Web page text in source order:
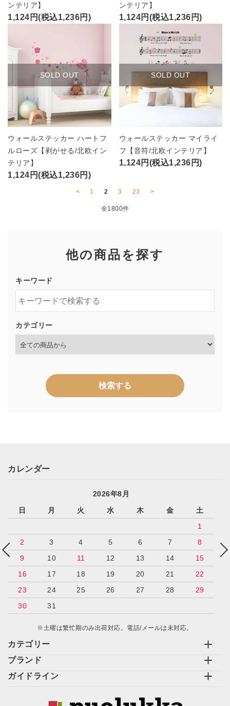
ンテリア】
1,124円(税込1,236円)
ンテリア】
1,124円(税込1,236円)
SOLD OUT
ウォールステッカー ハートフ
ルローズ【剥がせる/北欧イン
テリア】
1,124円(税込1,236円)
SOLD OUT
ウォールステッカー マイライ
フ【音符/北欧インテリア】
1,124円(税込1,236円)
< 1 2 3 23 >
全1800件
他の商品を探す
キーワード
カテゴリー
検索する
キーワード
カテゴリー
検索する
カテゴリー
ブランド
ガイドライン
カレンダー
2026年8月
日
月 火 水 木 金
土
1
2
3 4 5 6 7
8
9
10 11 12 13 14
15
16
17 18 19 20 21
22
23
24 25 26 27 28
29
30
31
※土曜は繁忙期のみ出荷対応。電話/メールは未対応。